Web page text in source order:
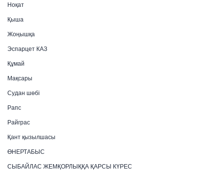
Ноқат
Қыша
Жоңышқа
Эспарцет КАЗ
Құмай
Мақсары
Судан шөбі
Рапс
Райграс
Қант қызылшасы
ӨНЕРТАБЫС
СЫБАЙЛАС ЖЕМҚОРЛЫҚҚА ҚАРСЫ КҮРЕС